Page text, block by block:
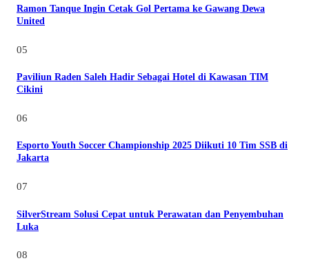
Ramon Tanque Ingin Cetak Gol Pertama ke Gawang Dewa
United
05
Paviliun Raden Saleh Hadir Sebagai Hotel di Kawasan TIM
Cikini
06
Esporto Youth Soccer Championship 2025 Diikuti 10 Tim SSB di
Jakarta
07
SilverStream Solusi Cepat untuk Perawatan dan Penyembuhan
Luka
08